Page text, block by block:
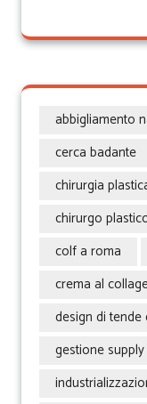
abbigliamento
cerca badante
chirurgia
chirurgo
colf a roma
crema al
design di tende
gestione